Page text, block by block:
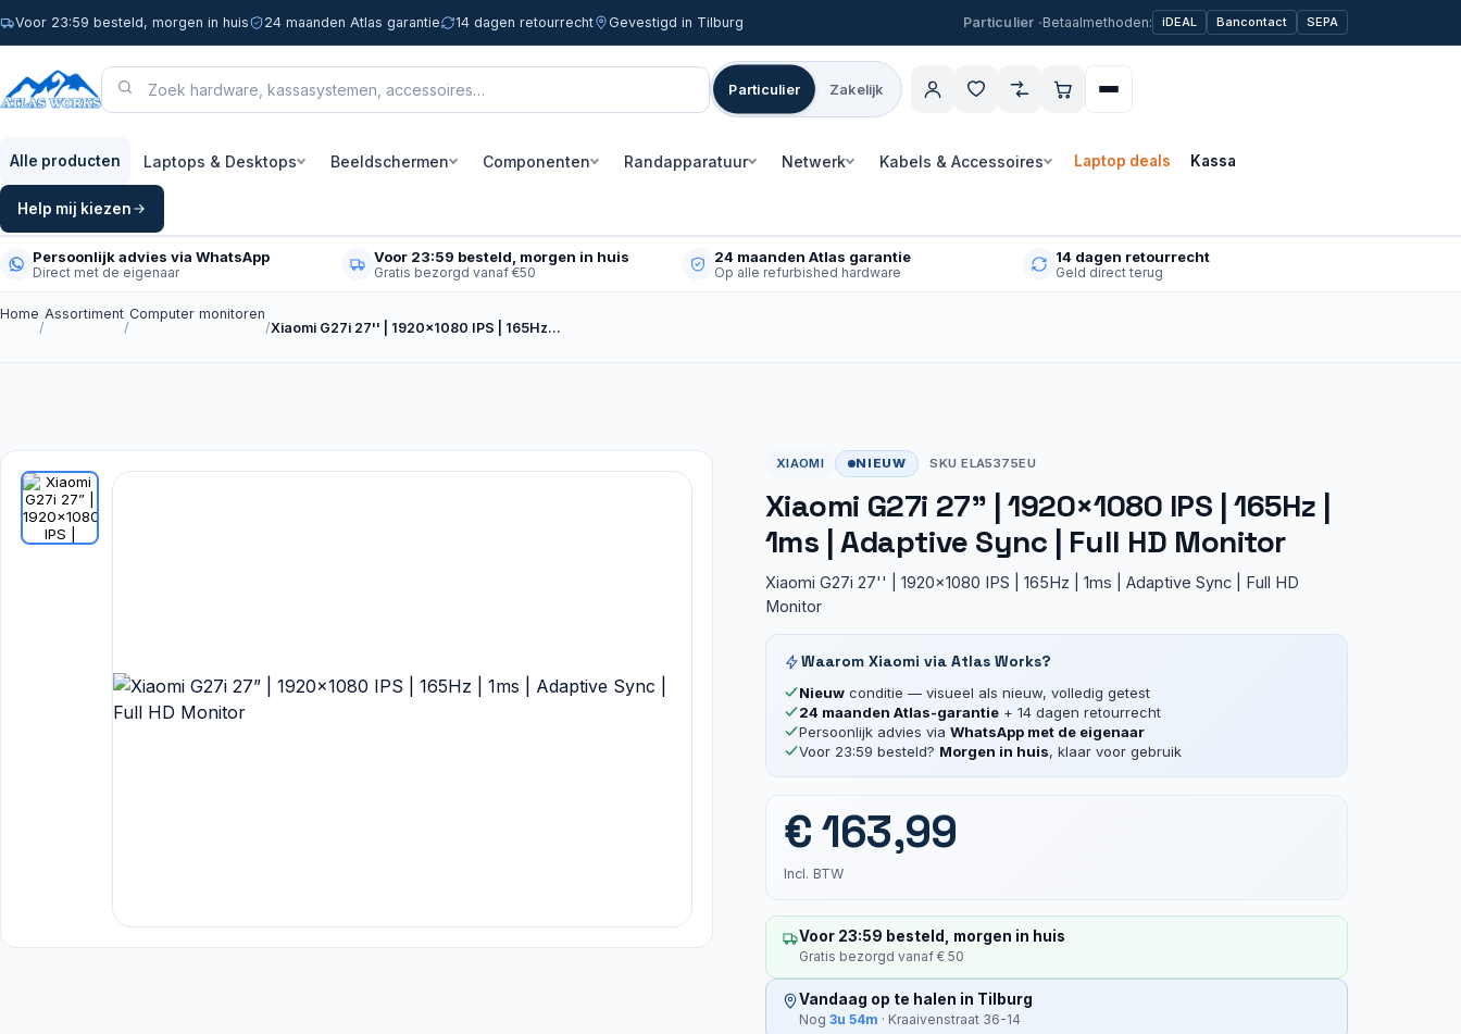
Voor 23:59 besteld, morgen in huis 24 maanden Atlas garantie 14 dagen retourrecht Gevestigd in Tilburg Betaalmethoden: iDEAL Bancontact SEPA
Particulier Zakelijk
Alle producten Laptops & Desktops Beeldschermen Componenten Randapparatuur Netwerk Kabels & Accessoires Laptop deals Kassa
Help mij kiezen
Persoonlijk advies via WhatsApp
Direct met de eigenaar
Voor 23:59 besteld, morgen in huis
Gratis bezorgd vanaf €50
24 maanden Atlas garantie
Op alle refurbished hardware
14 dagen retourrecht
Geld direct terug
Home
/
Assortiment
/
Computer monitoren
/Xiaomi G27i 27'' | 1920x1080 IPS | 165Hz…
XIAOMI NIEUW SKU ELA5375EU
Xiaomi G27i 27” | 1920×1080 IPS | 165Hz |
1ms | Adaptive Sync | Full HD Monitor
Xiaomi G27i 27'' | 1920x1080 IPS | 165Hz | 1ms | Adaptive Sync | Full HD
Monitor
Waarom Xiaomi via Atlas Works?
Nieuwconditie — visueel als nieuw, volledig getest
24 maanden Atlas-garantie+ 14 dagen retourrecht
Persoonlijk advies via WhatsApp met de eigenaar
Voor 23:59 besteld? Morgen in huis, klaar voor gebruik
€163,99
Incl. BTW
Voor 23:59 besteld, morgen in huis
Gratis bezorgd vanaf € 50
Vandaag op te halen in Tilburg
Nog 3u 54m · Kraaivenstraat 36-14